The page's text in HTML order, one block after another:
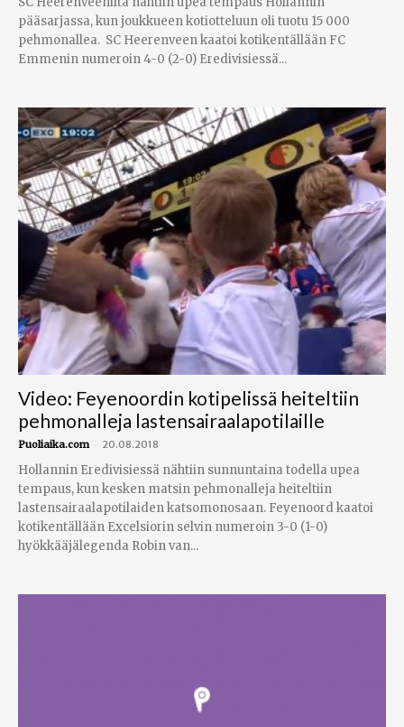
pääsarjassa, kun joukkueen kotiotteluun oli tuotu 15 000
pehmonallea. SC Heerenveen kaatoi kotikentällään FC
Emmenin numeroin 4-0 (2-0) Eredivisiessä...
Video: Feyenoordin kotipelissä heiteltiin
pehmonalleja lastensairaalapotilaille
Puoliaika.com - 20.08.2018
Hollannin Eredivisiessä nähtiin sunnuntaina todella upea
tempaus, kun kesken matsin pehmonalleja heiteltiin
lastensairaalapotilaiden katsomonosaan. Feyenoord kaatoi
kotikentällään Excelsiorin selvin numeroin 3-0 (1-0)
hyökkääjälegenda Robin van...